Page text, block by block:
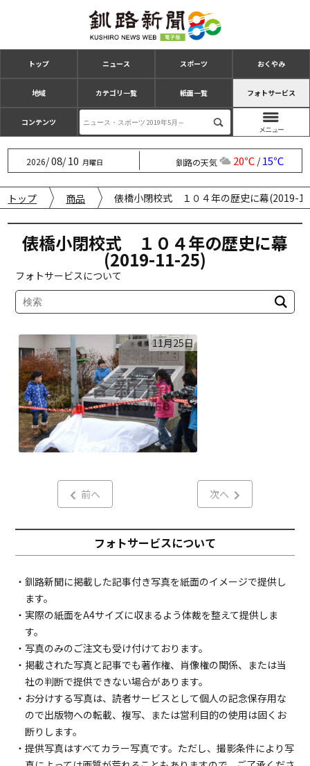
トップ ニュース スポーツ おくやみ
地域 カテゴリ一覧 紙面一覧 フォトサービス
コンテンツ
2026/08/10 月曜日 釧路の天気 20℃/15℃
トップ 商品 俵橋小閉校式 １０４年の歴史に幕(2019-
俵橋小閉校式 １０４年の歴史に幕
(2019-11-25)
フォトサービスについて
11月25日
前へ 次へ
フォトサービスについて
・釧路新聞に掲載した記事付き写真を紙面のイメージで提供し
ます。
・実際の紙面をA4サイズに収まるよう体裁を整えて提供しま
す。
・写真のみのご注文も受け付けております。
・掲載された写真と記事でも著作権、肖像権の関係、または当
社の判断で提供できない場合があります。
・お分けする写真は、読者サービスとして個人の記念保存用な
ので出版物への転載、複写、または営利目的の使用は固くお
断りします。
・提供写真はすべてカラー写真です。ただし、撮影条件により写